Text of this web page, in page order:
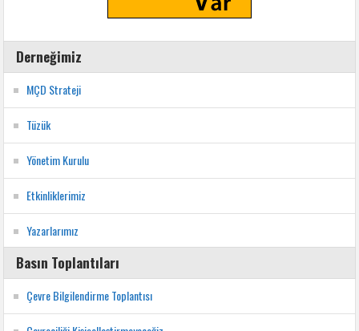
Derneğimiz
MÇD Strateji
Tüzük
Yönetim Kurulu
Etkinliklerimiz
Yazarlarımız
Basın Toplantıları
Çevre Bilgilendirme Toplantısı